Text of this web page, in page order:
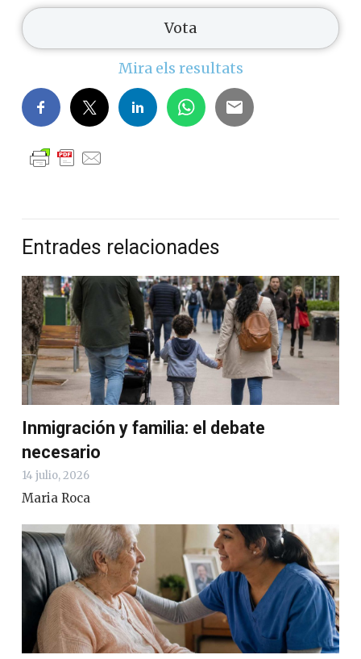
Mira els resultats
Entrades relacionades
Inmigración y familia: el debate
necesario
14 julio, 2026
Maria Roca